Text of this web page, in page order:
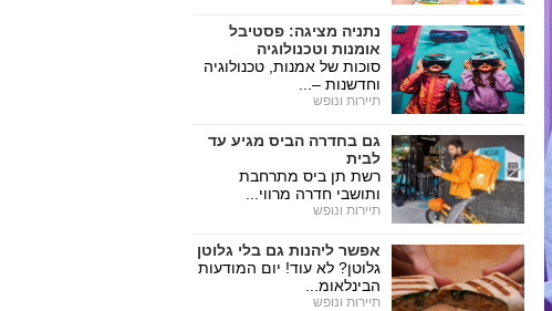
נתניה מציגה: פסטיבל
אומנות וטכנולוגיה
סוכות של אמנות, טכנולוגיה
וחדשנות –...
תיירות ונופש
גם בחדרה הביס מגיע עד
לבית
רשת תן ביס מתרחבת
ותושבי חדרה מרווי...
תיירות ונופש
אפשר ליהנות גם בלי גלוטן
גלוטן? לא עוד! יום המודעות
הבינלאומ...
תיירות ונופש